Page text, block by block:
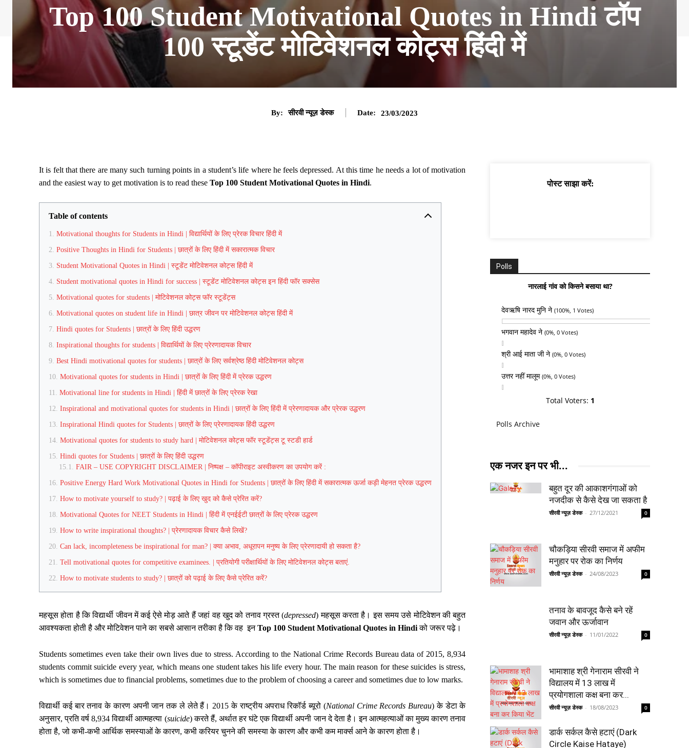
Top 100 Student Motivational Quotes in Hindi टॉप
100 स्टूडेंट मोटिवेशनल कोट्स हिंदी में
By: सीरवी न्यूज़ डेस्क Date: 23/03/2023
It is felt that there are many such turning points in a student’s life where he feels depressed. At this time he needs a lot of motivation
and the easiest way to get motivation is to read these Top 100 Student Motivational Quotes in Hindi.
Table of contents
Motivational thoughts for Students in Hindi | विद्यार्थियों के लिए प्रेरक विचार हिंदी में
Positive Thoughts in Hindi for Students | छात्रों के लिए हिंदी में सकारात्मक विचार
Student Motivational Quotes in Hindi | स्टूडेंट मोटिवेशनल कोट्स हिंदी में
Student motivational quotes in Hindi for success | स्टूडेंट मोटिवेशनल कोट्स इन हिंदी फॉर सक्सेस
Motivational quotes for students | मोटिवेशनल कोट्स फॉर स्टूडेंट्स
Motivational quotes on student life in Hindi | छात्र जीवन पर मोटिवेशनल कोट्स हिंदी में
Hindi quotes for Students | छात्रों के लिए हिंदी उद्धरण
Inspirational thoughts for students | विद्यार्थियों के लिए प्रेरणादायक विचार
Best Hindi motivational quotes for students | छात्रों के लिए सर्वश्रेष्ठ हिंदी मोटिवेशनल कोट्स
Motivational quotes for students in Hindi | छात्रों के लिए हिंदी में प्रेरक उद्धरण
Motivational line for students in Hindi | हिंदी में छात्रों के लिए प्रेरक रेखा
Inspirational and motivational quotes for students in Hindi | छात्रों के लिए हिंदी में प्रेरणादायक और प्रेरक उद्धरण
Inspirational Hindi quotes for Students | छात्रों के लिए प्रेरणादायक हिंदी उद्धरण
Motivational quotes for students to study hard | मोटिवेशनल कोट्स फॉर स्टूडेंट्स टू स्टडी हार्ड
Hindi quotes for Students | छात्रों के लिए हिंदी उद्धरण
FAIR – USE COPYRIGHT DISCLAIMER | निष्पक्ष – कॉपीराइट अस्वीकरण का उपयोग करें :
Positive Energy Hard Work Motivational Quotes in Hindi for Students | छात्रों के लिए हिंदी में सकारात्मक ऊर्जा कड़ी मेहनत प्रेरक उद्धरण
How to motivate yourself to study? | पढ़ाई के लिए खुद को कैसे प्रेरित करें?
Motivational Quotes for NEET Students in Hindi | हिंदी में एनईईटी छात्रों के लिए प्रेरक उद्धरण
How to write inspirational thoughts? | प्रेरणादायक विचार कैसे लिखें?
Can lack, incompleteness be inspirational for man? | क्या अभाव, अधूरापन मनुष्य के लिए प्रेरणादायी हो सकता है?
Tell motivational quotes for competitive examinees. | प्रतियोगी परीक्षार्थियों के लिए मोटिवेशनल कोट्स बताएं.
How to motivate students to study? | छात्रों को पढ़ाई के लिए कैसे प्रेरित करें?
महसूस होता है कि विद्यार्थी जीवन में कई ऐसे मोड़ आते हैं जहां वह खुद को तनाव ग्रस्त (depressed) महसूस करता है। इस समय उसे मोटिवेशन की बहुत
आवश्यकता होती है और मोटिवेशन पाने का सबसे आसान तरीका है कि वह इनTop 100 Student Motivational Quotes in Hindiको जरूर पढ़े।
Students sometimes even take their own lives due to stress. According to the National Crime Records Bureau data of 2015, 8,934
students commit suicide every year, which means one student takes his life every hour. The main reason for these suicides is stress,
which is sometimes due to financial problems, sometimes due to the problem of choosing a career and sometimes due to low marks.
विद्यार्थी कई बार तनाव के कारण अपनी जान तक ले लेते हैं। 2015 के राष्ट्रीय अपराध रिकॉर्ड ब्यूरो (National Crime Records Bureau) के डेटा के
अनुसार, प्रति वर्ष 8,934 विद्यार्थी आत्महत्या (suicide) करते हैं, अर्थात हर घंटे एक विद्यार्थी अपनी जान दे देता है। इन आत्महत्याओं का मुख्य कारण तनाव
होता है, जो कभी-कभी आर्थिक समस्याओं के कारण, कभी करियर चुनने की समस्या के कारण और कभी कम मार्क्स आने के कारण होता है।
पोस्ट साझा करें:
Polls
नारलाई गांव को किसने बसाया था?
देवऋषि नारद मुनि ने(100%, 1 Votes)
भगवान महादेव ने(0%, 0 Votes)
श्री आई माता जी ने(0%, 0 Votes)
उत्तर नहीं मालूम(0%, 0 Votes)
Total Voters: 1
Polls Archive
एक नजर इन पर भी...
बहुत दूर की आकाशगंगाओं को
नजदीक से कैसे देख जा सकता है
सीरवी न्यूज़ डेस्क - 27/12/2021 0
चौकड़िया सीरवी समाज में अफीम
मनुहार पर रोक का निर्णय
सीरवी न्यूज़ डेस्क - 24/08/2023 0
तनाव के बावजूद कैसे बने रहें
जवान और ऊर्जावान
सीरवी न्यूज़ डेस्क - 11/01/2022 0
भामाशाह श्री गेनाराम सीरवी ने
विद्यालय में 13 लाख में
प्रयोगशाला कक्ष बना कर...
सीरवी न्यूज़ डेस्क - 18/08/2023 0
डार्क सर्कल कैसे हटाएं (Dark
Circle Kaise Hataye)